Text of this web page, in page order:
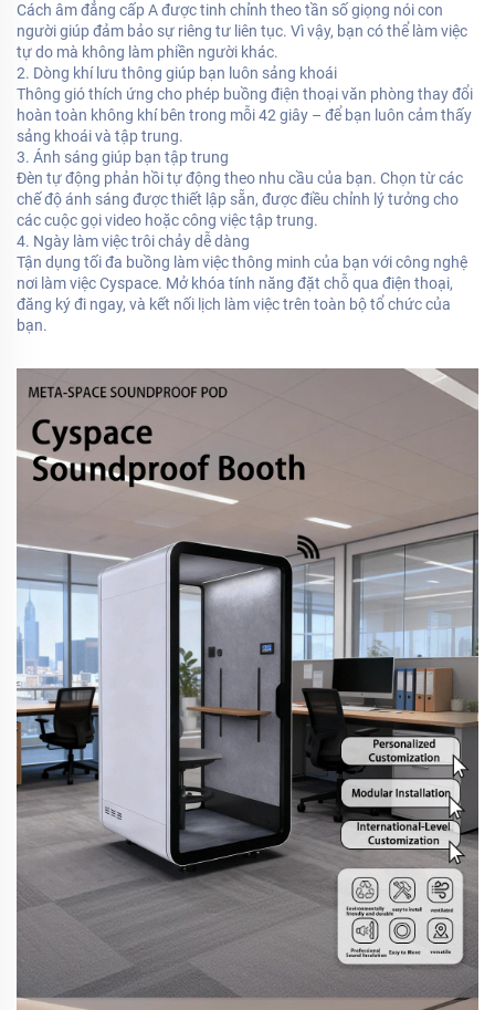
Cách âm đẳng cấp A được tinh chỉnh theo tần số giọng nói con
người giúp đảm bảo sự riêng tư liên tục. Vì vậy, bạn có thể làm việc
tự do mà không làm phiền người khác.
2. Dòng khí lưu thông giúp bạn luôn sảng khoái
Thông gió thích ứng cho phép buồng điện thoại văn phòng thay đổi
hoàn toàn không khí bên trong mỗi 42 giây – để bạn luôn cảm thấy
sảng khoái và tập trung.
3. Ánh sáng giúp bạn tập trung
Đèn tự động phản hồi tự động theo nhu cầu của bạn. Chọn từ các
chế độ ánh sáng được thiết lập sẵn, được điều chỉnh lý tưởng cho
các cuộc gọi video hoặc công việc tập trung.
4. Ngày làm việc trôi chảy dễ dàng
Tận dụng tối đa buồng làm việc thông minh của bạn với công nghệ
nơi làm việc Cyspace. Mở khóa tính năng đặt chỗ qua điện thoại,
đăng ký đi ngay, và kết nối lịch làm việc trên toàn bộ tổ chức của
bạn.